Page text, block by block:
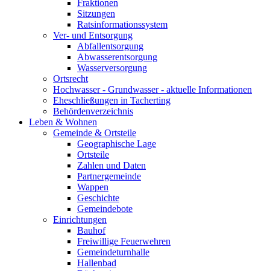
Fraktionen
Sitzungen
Ratsinformationssystem
Ver- und Entsorgung
Abfallentsorgung
Abwasserentsorgung
Wasserversorgung
Ortsrecht
Hochwasser - Grundwasser - aktuelle Informationen
Eheschließungen in Tacherting
Behördenverzeichnis
Leben & Wohnen
Gemeinde & Ortsteile
Geographische Lage
Ortsteile
Zahlen und Daten
Partnergemeinde
Wappen
Geschichte
Gemeindebote
Einrichtungen
Bauhof
Freiwillige Feuerwehren
Gemeindeturnhalle
Hallenbad